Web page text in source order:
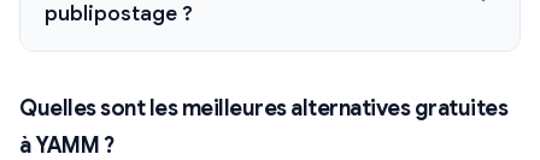
publipostage ?
Quelles sont les meilleures alternatives gratuites
à YAMM ?